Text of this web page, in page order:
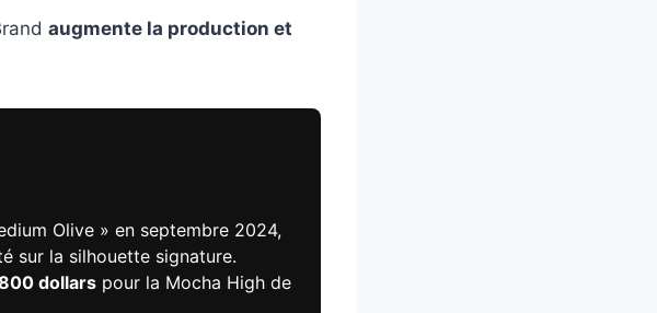
augmente la production et
Olive » en septembre 2024,
sur la silhouette signature.
dollars pour la Mocha High de